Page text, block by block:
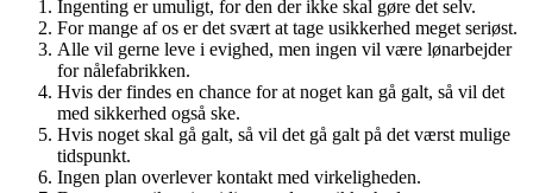
Ingenting er umuligt, for den der ikke skal gøre det selv.
For mange af os er det svært at tage usikkerhed meget seriøst.
Alle vil gerne leve i evighed, men ingen vil være lønarbejder
for nålefabrikken.
Hvis der findes en chance for at noget kan gå galt, så vil det
med sikkerhed også ske.
Hvis noget skal gå galt, så vil det gå galt på det værst mulige
tidspunkt.
Ingen plan overlever kontakt med virkeligheden.